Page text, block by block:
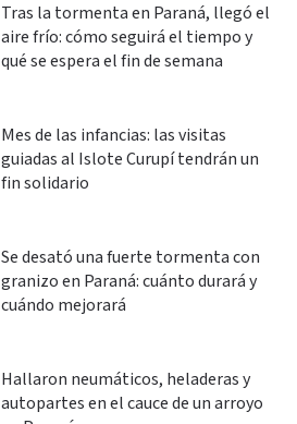
Tras la tormenta en Paraná, llegó el
aire frío: cómo seguirá el tiempo y
qué se espera el fin de semana
Mes de las infancias: las visitas
guiadas al Islote Curupí tendrán un
fin solidario
Se desató una fuerte tormenta con
granizo en Paraná: cuánto durará y
cuándo mejorará
Hallaron neumáticos, heladeras y
autopartes en el cauce de un arroyo